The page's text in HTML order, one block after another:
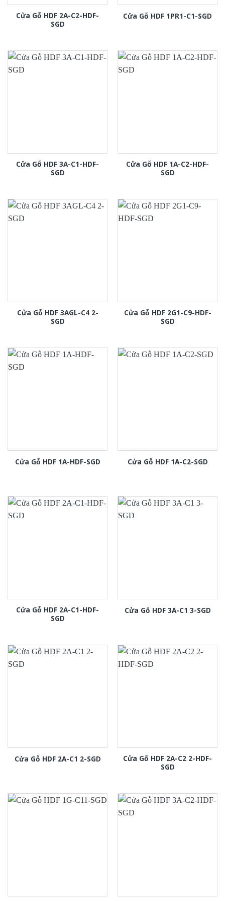
Cửa Gỗ HDF 2A-C2-HDF-
SGD
Cửa Gỗ HDF 1PR1-C1-SGD
Cửa Gỗ HDF 3A-C1-HDF-
SGD
Cửa Gỗ HDF 1A-C2-HDF-
SGD
Cửa Gỗ HDF 3AGL-C4 2-
SGD
Cửa Gỗ HDF 2G1-C9-HDF-
SGD
Cửa Gỗ HDF 1A-HDF-SGD Cửa Gỗ HDF 1A-C2-SGD
Cửa Gỗ HDF 2A-C1-HDF-
SGD
Cửa Gỗ HDF 3A-C1 3-SGD
Cửa Gỗ HDF 2A-C1 2-SGD
Cửa Gỗ HDF 2A-C2 2-HDF-
SGD